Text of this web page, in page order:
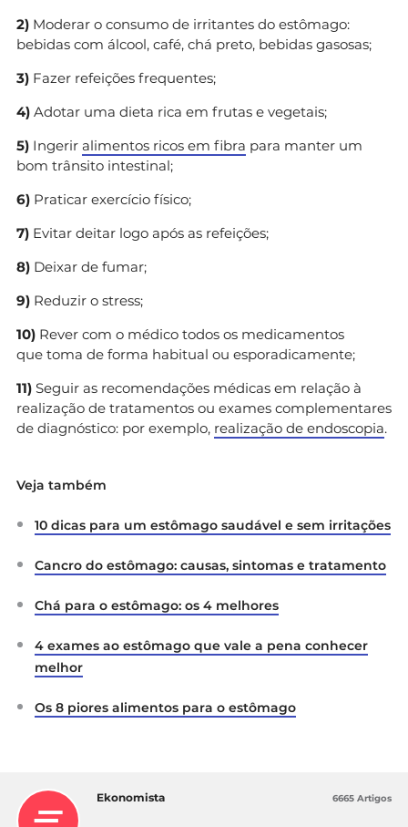
2) Moderar o consumo de irritantes do estômago:
bebidas com álcool, café, chá preto, bebidas gasosas;
3) Fazer refeições frequentes;
4) Adotar uma dieta rica em frutas e vegetais;
5) Ingerir alimentos ricos em fibra para manter um
bom trânsito intestinal;
6) Praticar exercício físico;
7) Evitar deitar logo após as refeições;
8) Deixar de fumar;
9) Reduzir o stress;
10) Rever com o médico todos os medicamentos
que toma de forma habitual ou esporadicamente;
11) Seguir as recomendações médicas em relação à
realização de tratamentos ou exames complementares
de diagnóstico: por exemplo, realização de endoscopia.
Veja também
10 dicas para um estômago saudável e sem irritações
Cancro do estômago: causas, sintomas e tratamento
Chá para o estômago: os 4 melhores
4 exames ao estômago que vale a pena conhecer
melhor
Os 8 piores alimentos para o estômago
Ekonomista 6665 Artigos